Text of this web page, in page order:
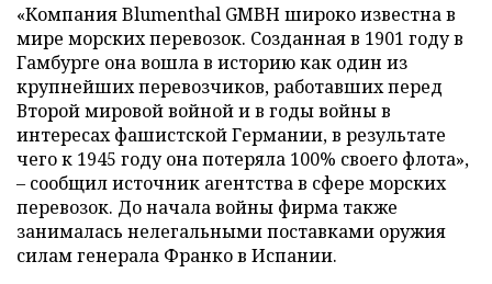
«Компания Blumenthal GMBH широко известна в
мире морских перевозок. Созданная в 1901 году в
Гамбурге она вошла в историю как один из
крупнейших перевозчиков, работавших перед
Второй мировой войной и в годы войны в
интересах фашистской Германии, в результате
чего к 1945 году она потеряла 100% своего флота»,
– сообщил источник агентства в сфере морских
перевозок. До начала войны фирма также
занималась нелегальными поставками оружия
силам генерала Франко в Испании.